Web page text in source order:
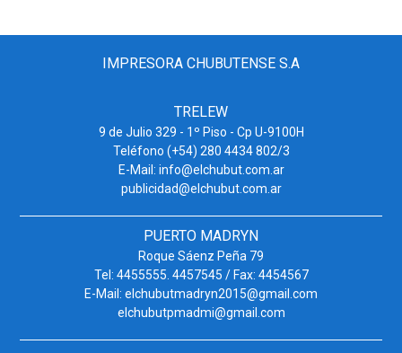
IMPRESORA CHUBUTENSE S.A
TRELEW
9 de Julio 329 - 1º Piso - Cp U-9100H
Teléfono (+54) 280 4434 802/3
E-Mail: info@elchubut.com.ar
publicidad@elchubut.com.ar
PUERTO MADRYN
Roque Sáenz Peña 79
Tel: 4455555. 4457545 / Fax: 4454567
E-Mail: elchubutmadryn2015@gmail.com
elchubutpmadmi@gmail.com